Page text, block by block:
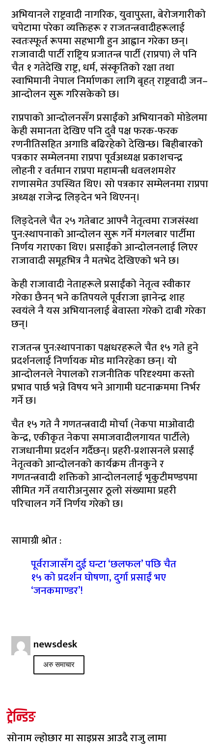
अभियानले राष्ट्रवादी नागरिक, युवापुस्ता, बेरोजगारीको
चपेटामा परेका व्यक्तिहरू र राजतन्त्रवादीहरूलाई
स्वतःस्फूर्त रूपमा सहभागी हुन आह्वान गरेका छन्।
राजावादी पार्टी राष्ट्रिय प्रजातन्त्र पार्टी (राप्रपा) ले पनि
चैत १ गतेदेखि राष्ट्र, धर्म, संस्कृतिको रक्षा तथा
स्वाभिमानी नेपाल निर्माणका लागि बृहत् राष्ट्रवादी जन–
आन्दोलन सुरू गरिसकेको छ।
राप्रपाको आन्दोलनसँग प्रसाईंको अभियानको मोडेलमा
केही समानता देखिए पनि दुवै पक्ष फरक-फरक
रणनीतिसहित अगाडि बढिरहेको देखिन्छ। बिहीबारको
पत्रकार सम्मेलनमा राप्रपा पूर्वअध्यक्ष प्रकाशचन्द्र
लोहनी र वर्तमान राप्रपा महामन्त्री धवलशमशेर
राणासमेत उपस्थित थिए। सो पत्रकार सम्मेलनमा राप्रपा
अध्यक्ष राजेन्द्र लिङ्देन भने थिएनन्।
लिङ्देनले चैत २५ गतेबाट आफ्नै नेतृत्वमा राजसंस्था
पुन:स्थापनाको आन्दोलन सुरू गर्ने मंगलबार पार्टीमा
निर्णय गराएका थिए। प्रसाईंको आन्दोलनलाई लिएर
राजावादी समूहभित्र नै मतभेद देखिएको भने छ।
केही राजावादी नेताहरूले प्रसाईंको नेतृत्व स्वीकार
गरेका छैनन् भने कतिपयले पूर्वराजा ज्ञानेन्द्र शाह
स्वयंले नै यस अभियानलाई बेवास्ता गरेको दाबी गरेका
छन्।
राजतन्त्र पुन:स्थापनाका पक्षधरहरूले चैत १५ गते हुने
प्रदर्शनलाई निर्णायक मोड मानिरहेका छन्। यो
आन्दोलनले नेपालको राजनीतिक परिदृश्यमा कस्तो
प्रभाव पार्छ भन्ने विषय भने आगामी घटनाक्रममा निर्भर
गर्ने छ।
चैत १५ गते नै गणतन्त्रवादी मोर्चा (नेकपा माओवादी
केन्द्र, एकीकृत नेकपा समाजवादीलगायत पार्टीले)
राजधानीमा प्रदर्शन गर्दैछन्। प्रहरी-प्रशासनले प्रसाईं
नेतृत्वको आन्दोलनको कार्यक्रम तीनकुने र
गणतन्त्रवादी शक्तिको आन्दोलनलाई भृकुटीमण्डपमा
सीमित गर्ने तयारीअनुसार ठूलो संख्यामा प्रहरी
परिचालन गर्ने निर्णय गरेको छ।
सामाग्री श्रोत :
पूर्वराजासँग दुई घन्टा ‘छलफल’ पछि चैत
१५ को प्रदर्शन घोषणा, दुर्गा प्रसाईं भए
‘जनकमाण्डर’!
newsdesk
अरु समाचार
ट्रेन्डिङ
सोनाम ल्होछार मा साइप्रस आउदै राजु लामा